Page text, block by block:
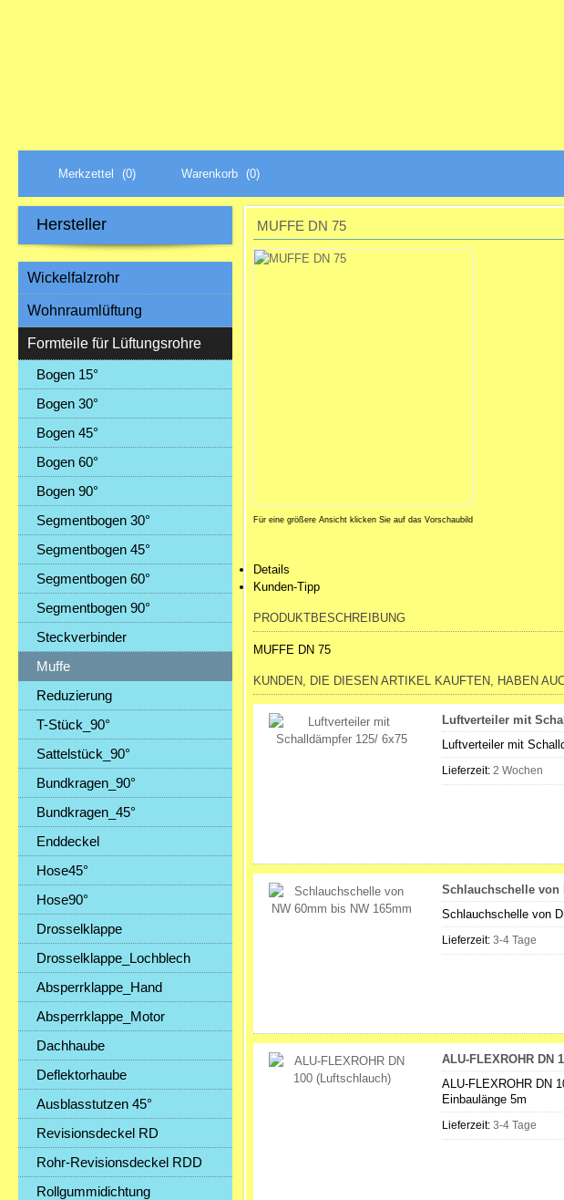
Warenkorb (0)
Merkzettel (0)
MUFFE DN 75
Für eine größere Ansicht klicken Sie auf das Vorschaubild
Details
Kunden-Tipp
PRODUKTBESCHREIBUNG
MUFFE DN 75
KUNDEN, DIE DIESEN ARTIKEL KAUFTEN, HABEN
Luftverteiler mit
Luftverteiler mit
Lieferzeit: 2 Wochen
Schlauchschelle von
Schlauchschelle von
Lieferzeit: 3-4 Tage
ALU-FLEXROHR DN
ALU-FLEXROHR DN
Einbaulänge 5m
Lieferzeit: 3-4 Tage
Hersteller
Wickelfalzrohr
Wohnraumlüftung
Formteile für Lüftungsrohre
Bogen 15°
Bogen 30°
Bogen 45°
Bogen 60°
Bogen 90°
Segmentbogen 30°
Segmentbogen 45°
Segmentbogen 60°
Segmentbogen 90°
Steckverbinder
Muffe
Reduzierung
T-Stück_90°
Sattelstück_90°
Bundkragen_90°
Bundkragen_45°
Enddeckel
Hose45°
Hose90°
Drosselklappe
Drosselklappe_Lochblech
Absperrklappe_Hand
Absperrklappe_Motor
Dachhaube
Deflektorhaube
Ausblasstutzen 45°
Revisionsdeckel RD
Rohr-Revisionsdeckel RDD
Rollgummidichtung